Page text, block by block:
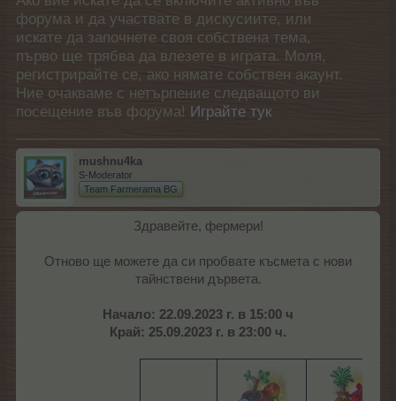
форума и да участвате в дискусиите, или
искате да започнете своя собствена тема,
първо ще трябва да влезете в играта. Моля,
регистрирайте се, ако нямате собствен акаунт.
Ние очакваме с нетърпение следващото ви
посещение във форума! Играйте тук
mushnu4ka
S-Moderator
Team Farmerama BG
Здравейте, фермери!
Отново ще можете да си пробвате късмета с нови
тайнствени дървета.
Начало: 22.09.2023 г. в 15:00 ч
Край: 25.09.2023 г. в 23:00 ч.